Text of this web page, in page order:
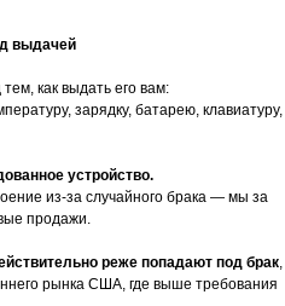
выдачей
как выдать его вам:
зарядку, батарею, клавиатуру,
устройство.
из-за случайного брака — мы за
продажи.
реже попадают под брак,
рынка США, где выше требования